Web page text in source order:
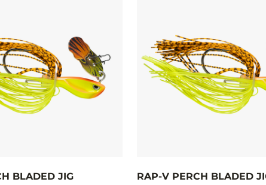
BLADED JIG RAP-V PERCH BLADED